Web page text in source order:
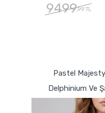
9499,99 TL
Pastel
Delphinium Ve